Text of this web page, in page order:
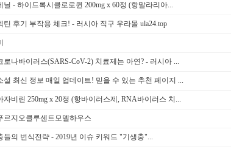
닐 - 하이드록시클로로퀸 200mg x 60정 (항말라리아...
틴 후기 부작용 체크! - 러시아 직구 우라몰 ula24.top
로나바이러스(SARS-CoV-2) 치료제는 아연? - 러시아 ...
설 최신 정보 매일 업데이트! 믿을 수 있는 추천 페이지 ...
자비린 250mg x 20정 (항바이러스제, RNA바이러스 치...
르지오클루센트모델하우스
들의 번식전략 - 2019년 이슈 키워드 "기생충"...